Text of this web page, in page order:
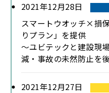
2021年12月28日
スマートウオッチ×損
りプラン」を提供
～ユビテックと建設現
減・事故の未然防止を
2021年12月27日